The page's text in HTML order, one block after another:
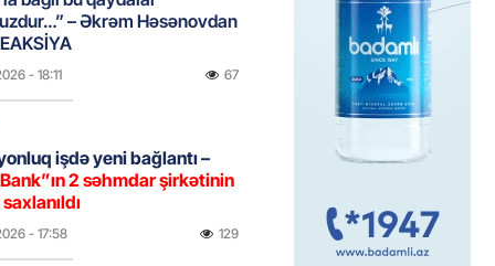
– Əkrəm Həsənovdan
- 18:11 67
işdə yeni bağlantı –
2 səhmdar şirkətinin
- 17:58 129